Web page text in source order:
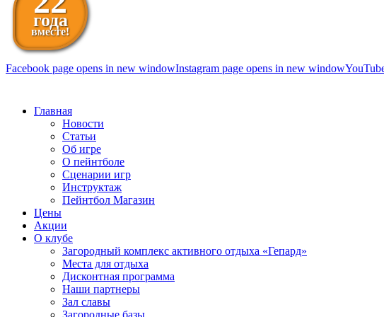
года
вместе!
Facebook page opens in new windowInstagram page opens in new window
Главная
Новости
Статьи
Об игре
О пейнтболе
Сценарии игр
Инструктаж
Пейнтбол Магазин
Цены
Акции
О клубе
Загородный комплекс активного отдыха «Гепард»
Места для отдыха
Дисконтная программа
Наши партнеры
Зал славы
Загородные базы